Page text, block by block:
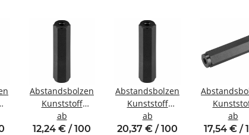
Abstandsbolzen
Kunststoff
Innen/Innengewinde
M4 SW8
ab
12,24 € / 100
Abstandsbolzen
Kunststoff
Innen/Innengewinde
M5 SW10
ab
20,37 € / 100
Innen/
M6
ab
17,54 € /